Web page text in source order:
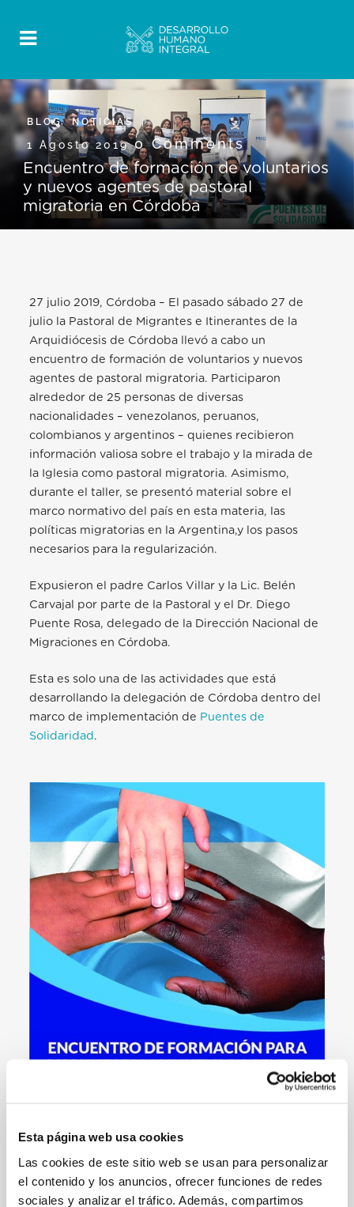
Esta página web usa cookies
Las cookies de este sitio web se usan para personalizar
el contenido y los anuncios, ofrecer funciones de redes
sociales y analizar el tráfico. Además, compartimos
BLOG,NOTICIAS
1 Agosto 20190 Comments
Encuentro de formación de voluntarios
y nuevos agentes de pastoral
migratoria en Córdoba
27 julio 2019, Córdoba – El pasado sábado 27 de
julio la Pastoral de Migrantes e Itinerantes de la
Arquidiócesis de Córdoba llevó a cabo un
encuentro de formación de voluntarios y nuevos
agentes de pastoral migratoria. Participaron
alrededor de 25 personas de diversas
nacionalidades – venezolanos, peruanos,
colombianos y argentinos – quienes recibieron
información valiosa sobre el trabajo y la mirada de
la Iglesia como pastoral migratoria. Asimismo,
durante el taller, se presentó material sobre el
marco normativo del país en esta materia, las
políticas migratorias en la Argentina,y los pasos
necesarios para la regularización.
Expusieron el padre Carlos Villar y la Lic. Belén
Carvajal por parte de la Pastoral y el Dr. Diego
Puente Rosa, delegado de la Dirección Nacional de
Migraciones en Córdoba.
Esta es solo una de las actividades que está
desarrollando la delegación de Córdoba dentro del
marco de implementación de Puentes de
Solidaridad .